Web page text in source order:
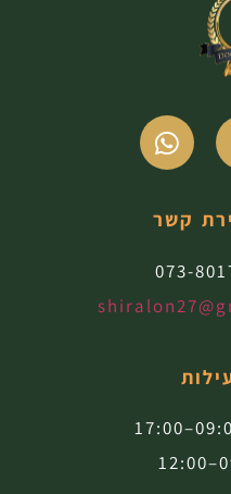
קשר
073-